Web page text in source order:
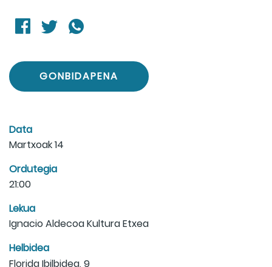
GONBIDAPENA
Data
Martxoak 14
Ordutegia
21:00
Lekua
Ignacio Aldecoa Kultura Etxea
Helbidea
Florida Ibilbidea, 9